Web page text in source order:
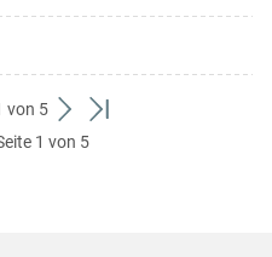
von 5
weiter
zum
zum
1 von 5